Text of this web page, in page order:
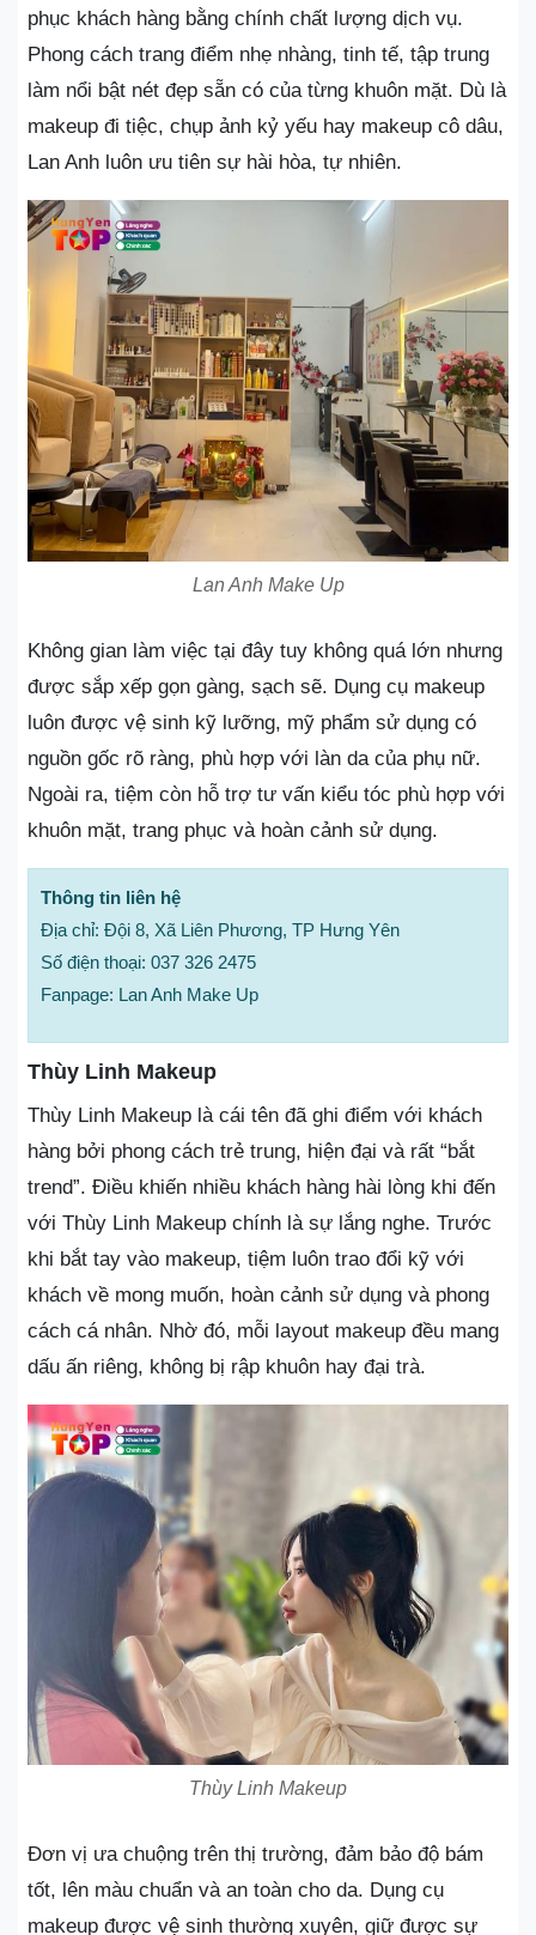
phục khách hàng bằng chính chất lượng dịch vụ.
Phong cách trang điểm nhẹ nhàng, tinh tế, tập trung
làm nổi bật nét đẹp sẵn có của từng khuôn mặt. Dù là
makeup đi tiệc, chụp ảnh kỷ yếu hay makeup cô dâu,
Lan Anh luôn ưu tiên sự hài hòa, tự nhiên.
Lan Anh Make Up
Không gian làm việc tại đây tuy không quá lớn nhưng
được sắp xếp gọn gàng, sạch sẽ. Dụng cụ makeup
luôn được vệ sinh kỹ lưỡng, mỹ phẩm sử dụng có
nguồn gốc rõ ràng, phù hợp với làn da của phụ nữ.
Ngoài ra, tiệm còn hỗ trợ tư vấn kiểu tóc phù hợp với
khuôn mặt, trang phục và hoàn cảnh sử dụng.
Thông tin liên hệ
Địa chỉ: Đội 8, Xã Liên Phương, TP Hưng Yên
Số điện thoại: 037 326 2475
Fanpage: Lan Anh Make Up
Thùy Linh Makeup
Thùy Linh Makeup là cái tên đã ghi điểm với khách
hàng bởi phong cách trẻ trung, hiện đại và rất “bắt
trend”. Điều khiến nhiều khách hàng hài lòng khi đến
với Thùy Linh Makeup chính là sự lắng nghe. Trước
khi bắt tay vào makeup, tiệm luôn trao đổi kỹ với
khách về mong muốn, hoàn cảnh sử dụng và phong
cách cá nhân. Nhờ đó, mỗi layout makeup đều mang
dấu ấn riêng, không bị rập khuôn hay đại trà.
Thùy Linh Makeup
Đơn vị ưa chuộng trên thị trường, đảm bảo độ bám
tốt, lên màu chuẩn và an toàn cho da. Dụng cụ
makeup được vệ sinh thường xuyên, giữ được sự